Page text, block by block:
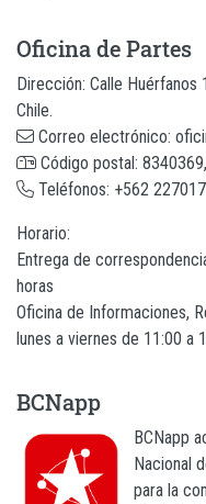
Oficina de Partes
Dirección: Calle Huérfanos
Chile.
Correo electrónico:
Código postal:
Teléfonos: +562
Horario:
Entrega de
horas
Oficina de Informaciones,
lunes a viernes de 11:00 a
BCNapp
BCNapp
Nacional
para la